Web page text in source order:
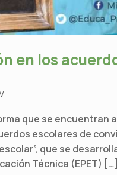
en los
que se
escolares de
que se
Técnica (EPET) […]